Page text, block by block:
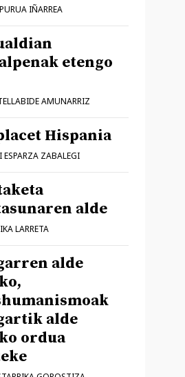
IÑARREA
etengo
AMUNARRIZ
Hispania
ESPARZA ZABALEGI
alde
LARRETA
alde
alde
ordua